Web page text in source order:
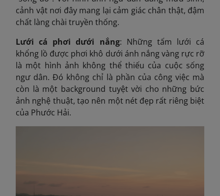
cảnh vật nơi đây mang lại cảm giác chân thật, đậm
chất làng chài truyền thống.
Lưới cá phơi dưới nắng: Những tấm lưới cá
khổng lồ được phơi khô dưới ánh nắng vàng rực rỡ
là một hình ảnh không thể thiếu của cuộc sống
ngư dân. Đó không chỉ là phần của công việc mà
còn là một background tuyệt vời cho những bức
ảnh nghệ thuật, tạo nên một nét đẹp rất riêng biệt
của Phước Hải.